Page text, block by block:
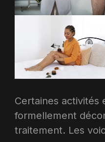
Certaines activités
formellement
traitement. Les